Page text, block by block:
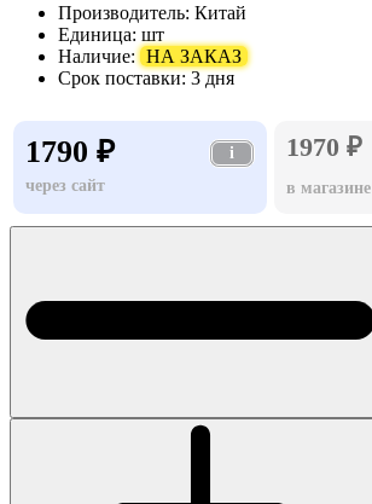
Производитель: Китай
Единица: шт
Наличие: НА ЗАКАЗ
Срок поставки: 3 дня
1790 ₽
i
через сайт
1970 ₽
в магазине